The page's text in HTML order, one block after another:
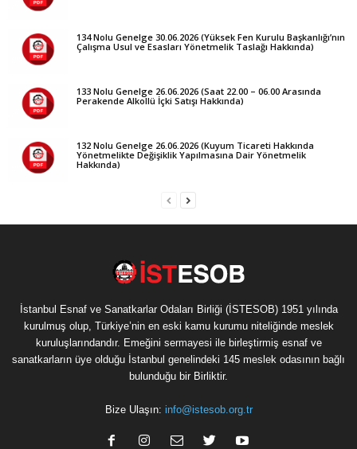
134 Nolu Genelge 30.06.2026 (Yüksek Fen Kurulu Başkanlığı’nın
Çalışma Usul ve Esasları Yönetmelik Taslağı Hakkında)
133 Nolu Genelge 26.06.2026 (Saat 22.00 – 06.00 Arasında
Perakende Alkollü İçki Satışı Hakkında)
132 Nolu Genelge 26.06.2026 (Kuyum Ticareti Hakkında
Yönetmelikte Değişiklik Yapılmasına Dair Yönetmelik
Hakkında)
İstanbul Esnaf ve Sanatkarlar Odaları Birliği (İSTESOB) 1951 yılında
kurulmuş olup, Türkiye’nin en eski kamu kurumu niteliğinde meslek
kuruluşlarındandır. Emeğini sermayesi ile birleştirmiş esnaf ve
sanatkarların üye olduğu İstanbul genelindeki 145 meslek odasının bağlı
bulunduğu bir Birliktir.
Bize Ulaşın: info@istesob.org.tr